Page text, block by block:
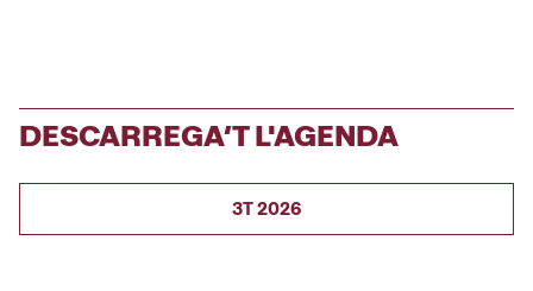
DESCARREGA’T L'AGENDA
3T 2026